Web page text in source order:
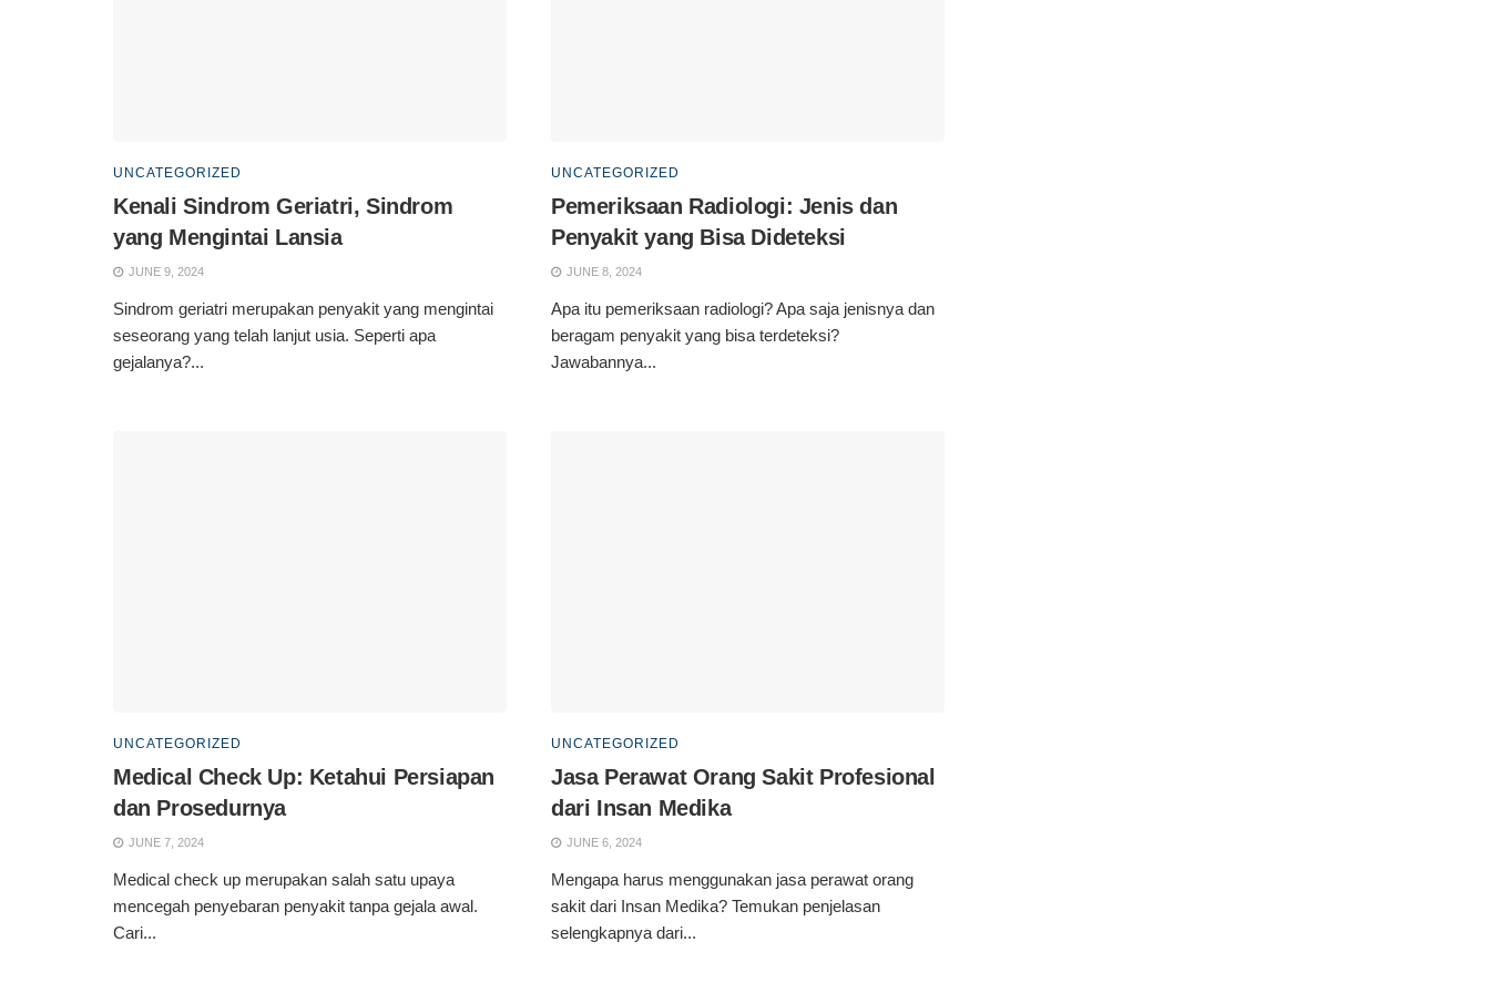
UNCATEGORIZED
Kenali Sindrom Geriatri, Sindrom
yang Mengintai Lansia
JUNE 9, 2024
Sindrom geriatri merupakan penyakit yang mengintai
seseorang yang telah lanjut usia. Seperti apa
gejalanya?...
UNCATEGORIZED
Pemeriksaan Radiologi: Jenis dan
Penyakit yang Bisa Dideteksi
JUNE 8, 2024
Apa itu pemeriksaan radiologi? Apa saja jenisnya dan
beragam penyakit yang bisa terdeteksi?
Jawabannya...
UNCATEGORIZED
Medical Check Up: Ketahui Persiapan
dan Prosedurnya
JUNE 7, 2024
Medical check up merupakan salah satu upaya
mencegah penyebaran penyakit tanpa gejala awal.
Cari...
UNCATEGORIZED
Jasa Perawat Orang Sakit Profesional
dari Insan Medika
JUNE 6, 2024
Mengapa harus menggunakan jasa perawat orang
sakit dari Insan Medika? Temukan penjelasan
selengkapnya dari...